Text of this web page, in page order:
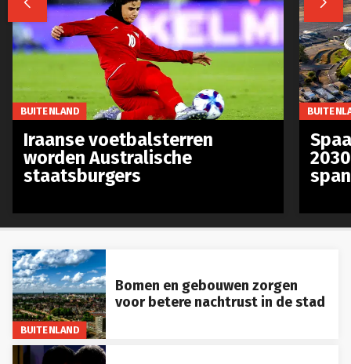
BUITENLAND
Bomen en gebouwen zorgen
voor betere nachtrust in de stad
BUITENLAND
Iraanse voetbalsterren
worden Australische
staatsburgers